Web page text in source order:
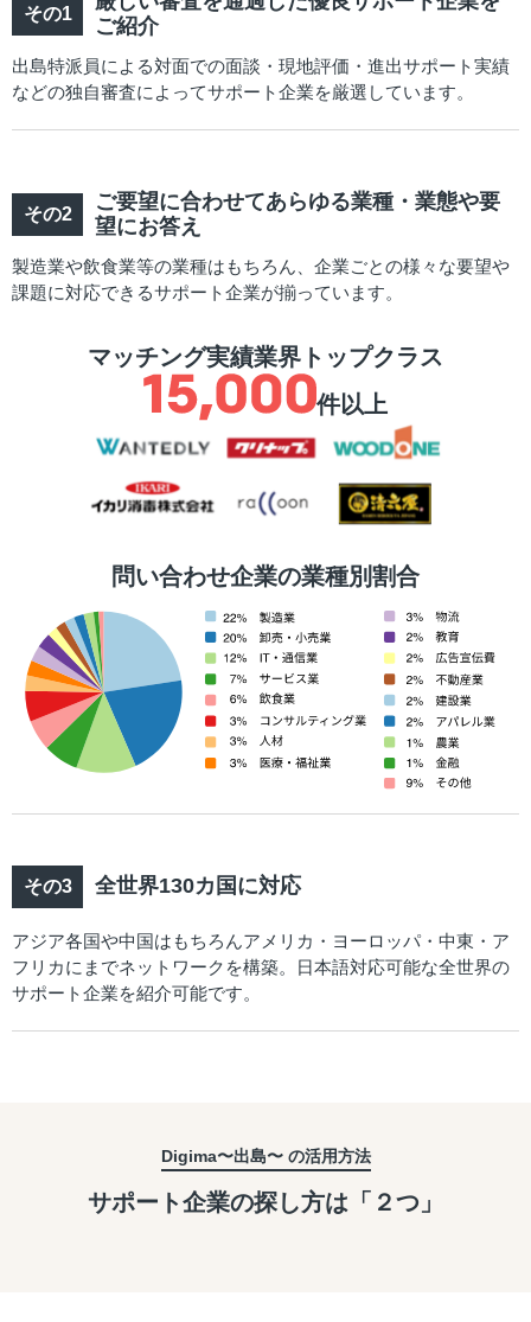
ご紹介
出島特派員による対面での面談・現地評価・進出サポート実績
などの独自審査によってサポート企業を厳選しています。
ご要望に合わせてあらゆる業種・業態や要
望にお答え
製造業や飲食業等の業種はもちろん、企業ごとの様々な要望や
課題に対応できるサポート企業が揃っています。
マッチング実績業界トップクラス
件以上
問い合わせ企業の業種別割合
全世界130カ国に対応
アジア各国や中国はもちろんアメリカ・ヨーロッパ・中東・ア
フリカにまでネットワークを構築。日本語対応可能な全世界の
サポート企業を紹介可能です。
Digima〜出島〜 の活用方法
サポート企業の探し方は「２つ」